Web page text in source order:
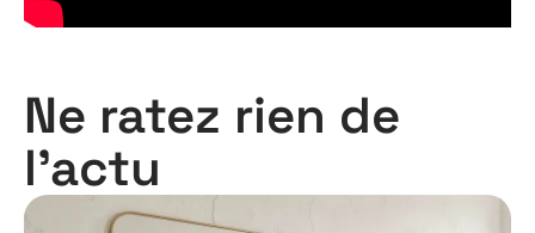
Ne ratez rien de
l'actu